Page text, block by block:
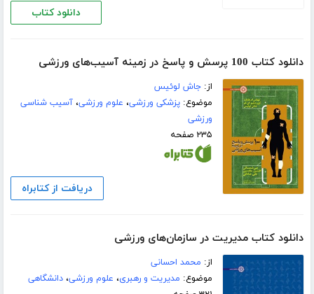
دانلود کتاب
دانلود کتاب 100 پرسش و پاسخ در زمینه آسیب‌های ورزشی
از:جاش لوئیس
موضوع:پزشکی ورزشی، علوم ورزشی،آسیب شناسی
ورزشی
۲۳۵ صفحه
دریافت از کتابراه
دانلود کتاب مدیریت در سازمان‌های ورزشی
از: محمد احسانی
موضوع: مدیریت و رهبری، علوم ورزشی،دانشگاهی